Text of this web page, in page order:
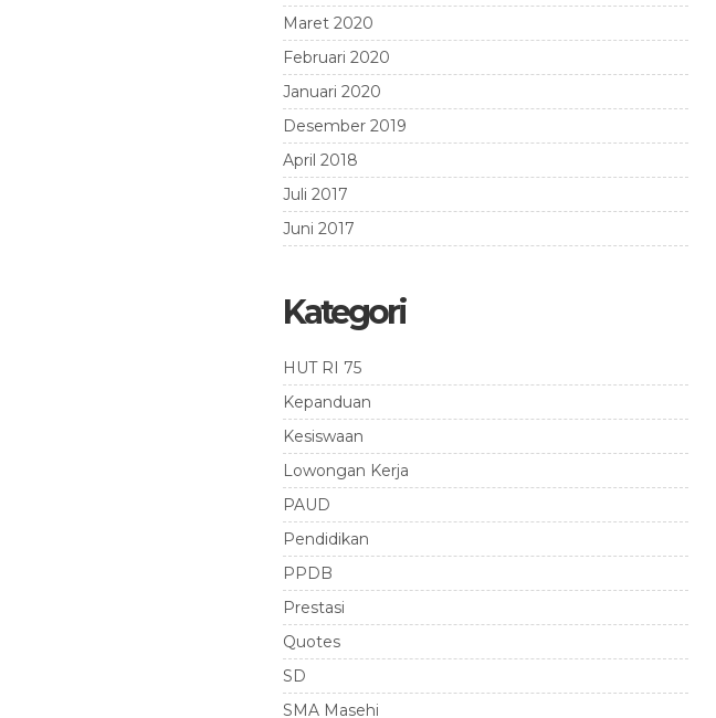
Maret 2020
Februari 2020
Januari 2020
Desember 2019
April 2018
Juli 2017
Juni 2017
Kategori
HUT RI 75
Kepanduan
Kesiswaan
Lowongan Kerja
PAUD
Pendidikan
PPDB
Prestasi
Quotes
SD
SMA Masehi